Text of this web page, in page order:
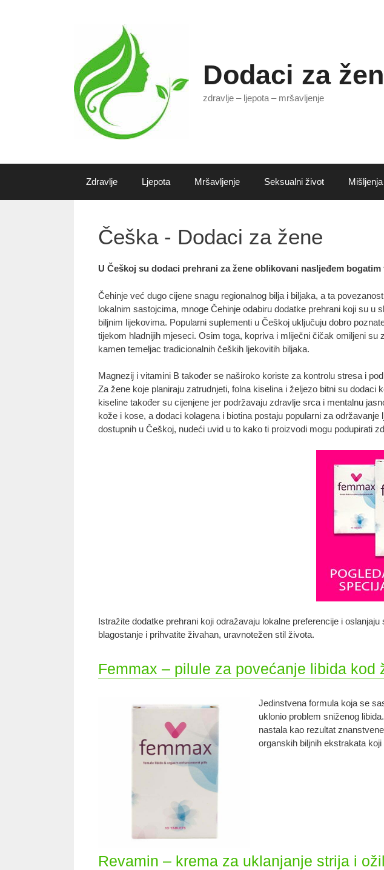
Dodaci za
zdravlje – ljepota – mršavljenje
Zdravlje Ljepota Mršavljenje Seksualni život
Češka - Dodaci za žene
U Češkoj su dodaci prehrani za žene oblikovani nasljeđem
Čehinje već dugo cijene snagu regionalnog bilja i biljaka, a ta
lokalnim sastojcima, mnoge Čehinje odabiru dodatke prehrani koji su
biljnim lijekovima. Popularni suplementi u Češkoj uključuju dobro
tijekom hladnijih mjeseci. Osim toga, kopriva i mliječni čičak omiljeni
kamen temeljac tradicionalnih čeških ljekovitih biljaka.
Magnezij i vitamini B također se naširoko koriste za kontrolu stresa i
Za žene koje planiraju zatrudnjeti, folna kiselina i željezo bitni su
kiseline također su cijenjene jer podržavaju zdravlje srca i mentalnu
kože i kose, a dodaci kolagena i biotina postaju popularni za
dostupnih u Češkoj, nudeći uvid u to kako ti proizvodi mogu podupirati
Istražite dodatke prehrani koji odražavaju lokalne preferencije i
blagostanje i prihvatite živahan, uravnotežen stil života.
Femmax – pilule za povećanje libida kod
Jedinstvena formula koja se
uklonio problem sniženog
nastala kao rezultat
organskih biljnih ekstrakata
Revamin – krema za uklanjanje strija i